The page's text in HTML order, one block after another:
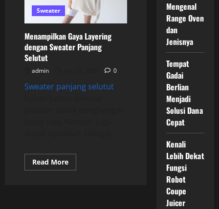
Sweater
Menampilkan Gaya Layering
dengan Sweater Panjang
Selutut
admin 0
Sweater panjang selutut
Read MoreRead
more
Mengenal
Range Oven
dan
Jenisnya
Tempat
Gadai
Berlian
Menjadi
Solusi Dana
Cepat
Kenali
Lebih Dekat
Fungsi
Robot
Coupe
Juicer